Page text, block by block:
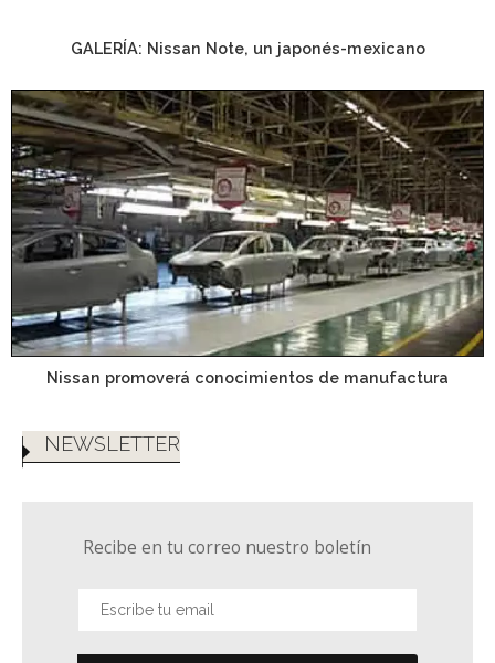
GALERÍA: Nissan Note, un japonés-mexicano
Nissan promoverá conocimientos de manufactura
NEWSLETTER
Recibe en tu correo nuestro boletín